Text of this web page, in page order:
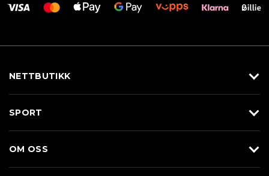
NETTBUTIKK
Sko
Merkevarer
SPORT
OM OSS